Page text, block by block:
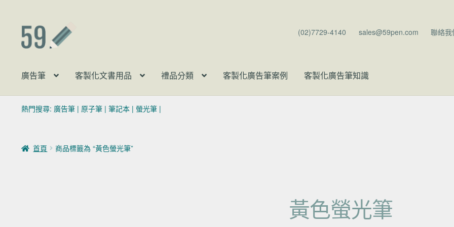
跳至導覽列
跳至主要內容 (02)7729-4140 sales@59pen.com 聯絡我
廣告筆 客製化文書用品 禮品分類 客製化廣告筆案例 客製化廣告筆知識
熱門搜尋: 廣告筆| 原子筆| 筆記本| 螢光筆|
首頁 商品標籤為 “黃色螢光筆”
黃色螢光筆